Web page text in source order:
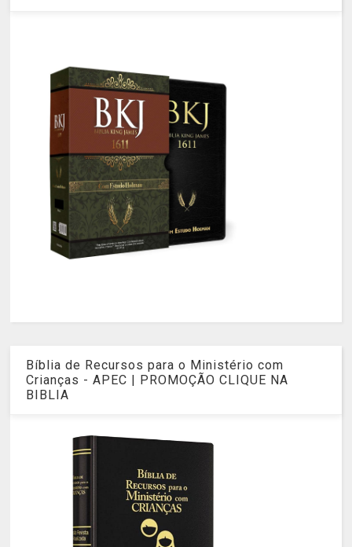
Bíblia de Recursos para o Ministério com
Crianças - APEC | PROMOÇÃO CLIQUE NA
BIBLIA